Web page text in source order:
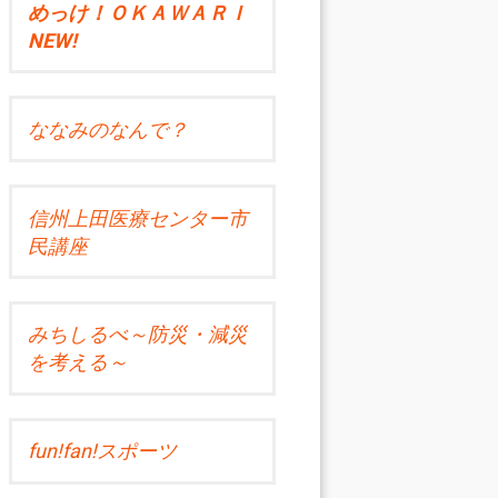
めっけ！ＯＫＡＷＡＲＩ
NEW!
ななみのなんで？
信州上田医療センター市
民講座
みちしるべ～防災・減災
を考える～
fun!fan!スポーツ